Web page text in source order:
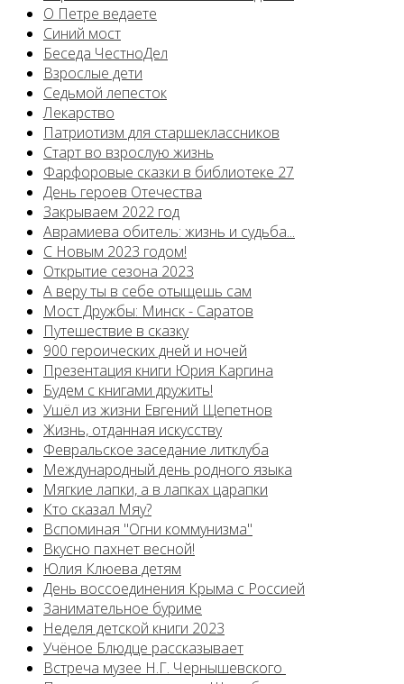
О Петре ведаете
Синий мост
Беседа ЧестноДел
Взрослые дети
Седьмой лепесток
Лекарство
Патриотизм для старшеклассников
Старт во взрослую жизнь
Фарфоровые сказки в библиотеке 27
День героев Отечества
Закрываем 2022 год
Аврамиева обитель: жизнь и судьба...
С Новым 2023 годом!
Открытие сезона 2023
А веру ты в себе отыщешь сам
Мост Дружбы: Минск - Саратов
Путешествие в сказку
900 героических дней и ночей
Презентация книги Юрия Каргина
Будем с книгами дружить!
Ушёл из жизни Евгений Щепетнов
Жизнь, отданная искусству
Февральское заседание литклуба
Международный день родного языка
Мягкие лапки, а в лапках царапки
Кто сказал Мяу?
Вспоминая "Огни коммунизма"
Вкусно пахнет весной!
Юлия Клюева детям
День воссоединения Крыма с Россией
Занимательное буриме
Неделя детской книги 2023
Учёное Блюдце рассказывает
Встреча музее Н.Г. Чернышевского